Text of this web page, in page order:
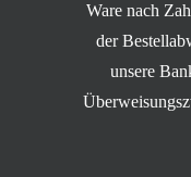
Ware nach
der
unsere